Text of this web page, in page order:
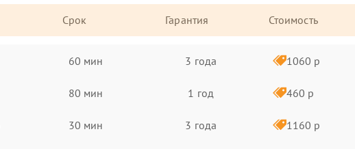
Срок Гарантия Стоимость
60 мин 3 года 1060 р
80 мин 1 год 460 р
30 мин 3 года 1160 р